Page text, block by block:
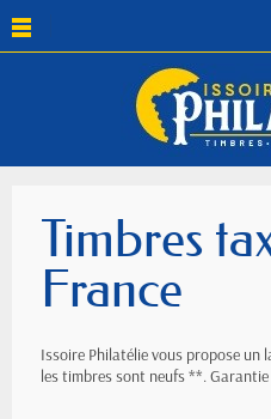
Timbres
France
Issoire Philatélie vous propose un
les timbres sont neufs **.